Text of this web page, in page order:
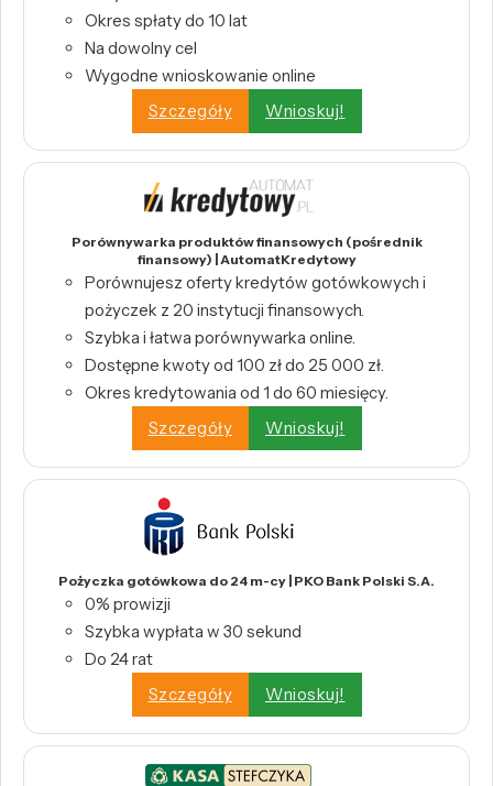
Okres spłaty do 10 lat
Na dowolny cel
Wygodne wnioskowanie online
Szczegóły
Wnioskuj!
Porównywarka produktów finansowych (pośrednik
finansowy) | AutomatKredytowy
Porównujesz oferty kredytów gotówkowych i
pożyczek z 20 instytucji finansowych.
Szybka i łatwa porównywarka online.
Dostępne kwoty od 100 zł do 25 000 zł.
Okres kredytowania od 1 do 60 miesięcy.
Szczegóły
Wnioskuj!
Pożyczka gotówkowa do 24 m-cy | PKO Bank Polski S.A.
0% prowizji
Szybka wypłata w 30 sekund
Do 24 rat
Szczegóły
Wnioskuj!